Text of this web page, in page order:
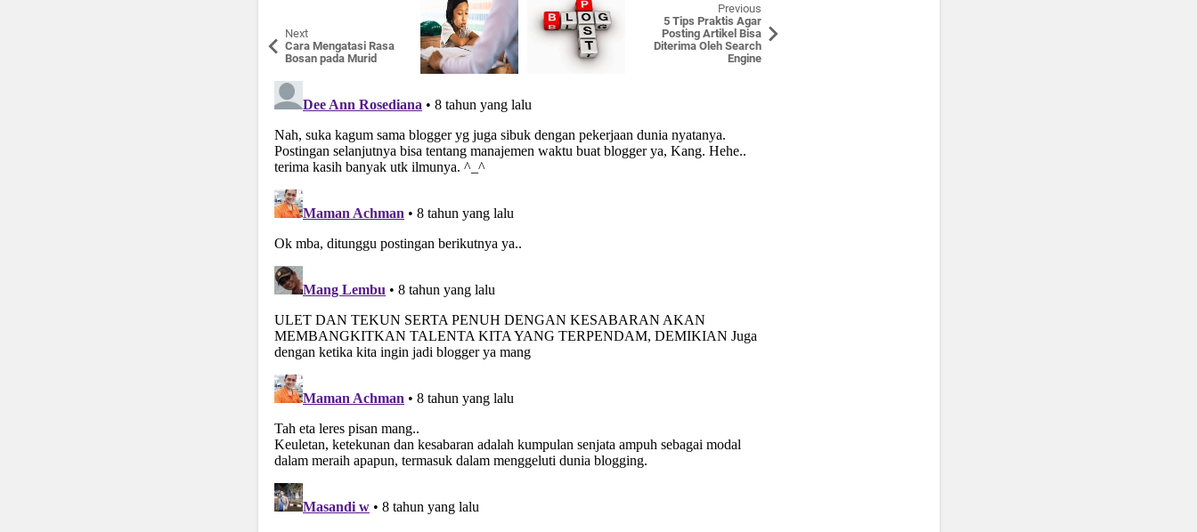
Next
Cara Mengatasi Rasa
Bosan pada Murid
Previous
5 Tips Praktis Agar
Posting Artikel Bisa
Diterima Oleh Search
Engine